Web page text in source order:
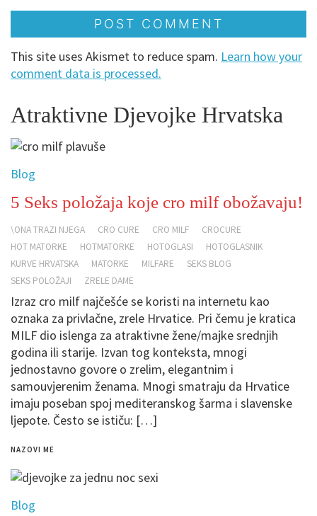
This site uses Akismet to reduce spam. Learn how your
comment data is processed.
Atraktivne Djevojke Hrvatska
Blog
5 Seks položaja koje cro milf obožavaju!
\ONA TRAZI NJEGA CRO CURE CRO MILF
CROCURE
HOT MATORKE
HOTMATORKE HOTOGLASI
HOTOGLASNIK
KURVE HRVATSKA
MATORKE MILFARE
SEKS BLOG
SEKS POLOŽAJI
ZRELE DAME
Izraz cro milf najčešće se koristi na internetu kao
oznaka za privlačne, zrele Hrvatice. Pri čemu je kratica
MILF dio islenga za atraktivne žene/majke srednjih
godina ili starije. Izvan tog konteksta, mnogi
jednostavno govore o zrelim, elegantnim i
samouvjerenim ženama. Mnogi smatraju da Hrvatice
imaju poseban spoj mediteranskog šarma i slavenske
ljepote. Često se ističu: […]
NAZOVI ME
Blog